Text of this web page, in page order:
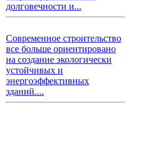
долговечности и...
Современное строительство
все больше ориентировано
на создание экологически
устойчивых и
энергоэффективных
зданий....